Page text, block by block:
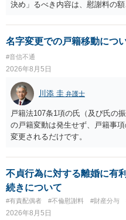
決め」るべき内容は、慰謝料の
なると思います。 おそらく、警
つに、相手が、性的関係を否定
をしたかがあると思われます。
取り決めを行う意思はないと考
示談書を交わす意思があるので
談書に入れてください。 ＞・こ
談や報告はなぜ名誉毀損になる
せんが、何人もの人に話すと名
や不法行為に当たる可能性もあ
は「公然」（不特定又は多数）
を棄損する内容の事実、侮辱と
す。 この事実は、原則的に、「
ので、相談者さんが、病院担当
ので、名誉棄損には当たりませ
てしまうと、たとえそれが真実
生じることになります。 また、
り、相手に仕事上の不利益を与
名字変更での戸籍移動につ
#音信不通
2026年8月5日
川添 圭 弁護士
戸籍法107条1項の氏（及び氏の
の戸籍変動は発生せず、戸籍事
変更されるだけです。
不貞行為に対する離婚に有
続きについて
#有責配偶者 #不倫慰謝料 #財産分与
2026年8月5日